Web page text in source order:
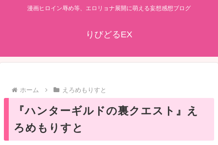
漫画ヒロイン辱め等、エロリョナ展開に萌える妄想感想ブログ
りびどるEX
ホーム えろめもりすと
『ハンターギルドの裏クエスト』え
ろめもりすと